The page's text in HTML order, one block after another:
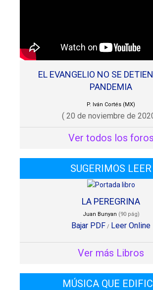
EL EVANGELIO NO SE
PANDEMIA
P. Iván Cortés (MX)
( 20 de noviembre de
Ver todos los foros
SUGERIMOS LEER
LA PEREGRINA
Juan Bunyan (90 pág)
Bajar PDF / Leer Online
Ver más Libros
MÚSICA QUE